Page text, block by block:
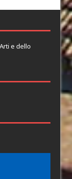
e dello